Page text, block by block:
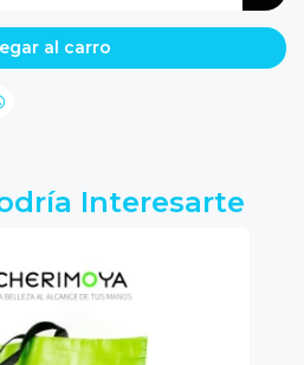
al carro
Interesarte